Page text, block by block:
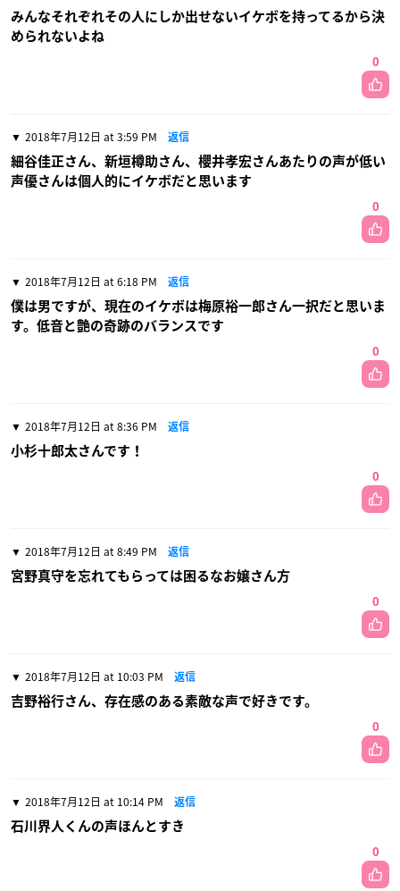
みんなそれぞれその人にしか出せないイケボを持ってるから決
められないよね
0
2018年7月12日 at 3:59 PM 返信
細谷佳正さん、新垣樽助さん、櫻井孝宏さんあたりの声が低い
声優さんは個人的にイケボだと思います
0
2018年7月12日 at 6:18 PM 返信
僕は男ですが、現在のイケボは梅原裕一郎さん一択だと思いま
す。低音と艶の奇跡のバランスです
0
2018年7月12日 at 8:36 PM 返信
小杉十郎太さんです！
0
2018年7月12日 at 8:49 PM 返信
宮野真守を忘れてもらっては困るなお嬢さん方
0
2018年7月12日 at 10:03 PM 返信
吉野裕行さん、存在感のある素敵な声で好きです。
0
2018年7月12日 at 10:14 PM 返信
石川界人くんの声ほんとすき
0